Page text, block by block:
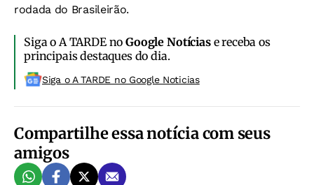
rodada do Brasileirão.
Siga o A TARDE noGoogle Notíciase receba os
principais destaques do dia.
Siga o A TARDE no Google Noticias
Compartilhe essa notícia com seus
amigos